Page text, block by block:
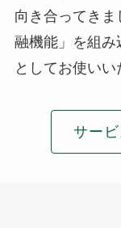
向き合ってき
融機能」を組
としてお使いい
サー